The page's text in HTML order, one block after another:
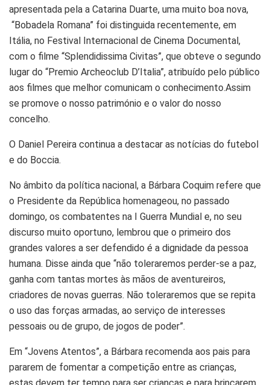
apresentada pela a Catarina Duarte, uma muito boa nova,
“Bobadela Romana” foi distinguida recentemente, em
Itália, no Festival Internacional de Cinema Documental,
com o filme “Splendidissima Civitas”, que obteve o segundo
lugar do “Premio Archeoclub D’Italia”, atribuído pelo público
aos filmes que melhor comunicam o conhecimento.Assim
se promove o nosso património e o valor do nosso
concelho.
O Daniel Pereira continua a destacar as notícias do futebol
e do Boccia.
No âmbito da política nacional, a Bárbara Coquim refere que
o Presidente da República homenageou, no passado
domingo, os combatentes na I Guerra Mundial e, no seu
discurso muito oportuno, lembrou que o primeiro dos
grandes valores a ser defendido é a dignidade da pessoa
humana. Disse ainda que “não toleraremos perder-se a paz,
ganha com tantas mortes às mãos de aventureiros,
criadores de novas guerras. Não toleraremos que se repita
o uso das forças armadas, ao serviço de interesses
pessoais ou de grupo, de jogos de poder”.
Em “Jovens Atentos”, a Bárbara recomenda aos pais para
pararem de fomentar a competição entre as crianças,
estas devem ter tempo para ser crianças e para brincarem.